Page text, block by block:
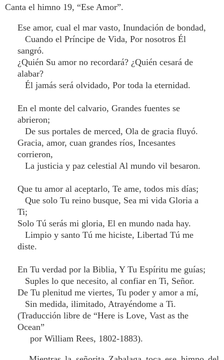
Canta el himno 19, “Ese Amor”.
Ese amor, cual el mar vasto, Inundación de bondad,
Cuando el Príncipe de Vida, Por nosotros Él
sangró.
¿Quién Su amor no recordará? ¿Quién cesará de
alabar?
Él jamás será olvidado, Por toda la eternidad.
En el monte del calvario, Grandes fuentes se
abrieron;
De sus portales de merced, Ola de gracia fluyó.
Gracia, amor, cuan grandes ríos, Incesantes
corrieron,
La justicia y paz celestial Al mundo vil besaron.
Que tu amor al aceptarlo, Te ame, todos mis días;
Que solo Tu reino busque, Sea mi vida Gloria a
Ti;
Solo Tú serás mi gloria, El en mundo nada hay.
Limpio y santo Tú me hiciste, Libertad Tú me
diste.
En Tu verdad por la Biblia, Y Tu Espíritu me guías;
Suples lo que necesito, al confiar en Ti, Señor.
De Tu plenitud me viertes, Tu poder y amor a mí,
Sin medida, ilimitado, Atrayéndome a Ti.
(Traducción libre de “Here is Love, Vast as the
Ocean”
por William Rees, 1802-1883).